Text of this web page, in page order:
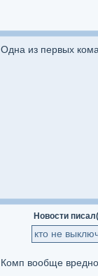
Одна из первых
Новости
кто не
Комп вообще вредно